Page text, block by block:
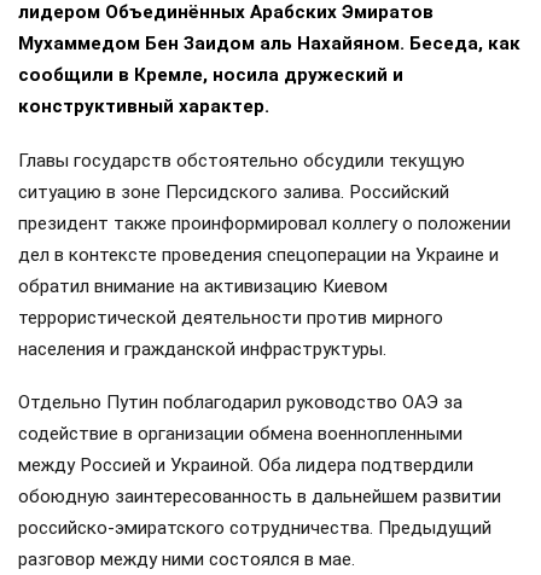
лидером Объединённых Арабских Эмиратов
Мухаммедом Бен Заидом аль Нахайяном. Беседа, как
сообщили в Кремле, носила дружеский и
конструктивный характер.
Главы государств обстоятельно обсудили текущую
ситуацию в зоне Персидского залива. Российский
президент также проинформировал коллегу о положении
дел в контексте проведения спецоперации на Украине и
обратил внимание на активизацию Киевом
террористической деятельности против мирного
населения и гражданской инфраструктуры.
Отдельно Путин поблагодарил руководство ОАЭ за
содействие в организации обмена военнопленными
между Россией и Украиной. Оба лидера подтвердили
обоюдную заинтересованность в дальнейшем развитии
российско-эмиратского сотрудничества. Предыдущий
разговор между ними состоялся в мае.